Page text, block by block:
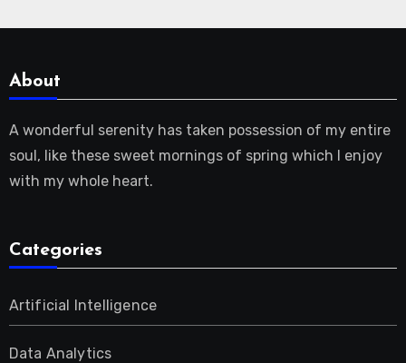
About
A wonderful serenity has taken possession of my entire
soul, like these sweet mornings of spring which I enjoy
with my whole heart.
Categories
Artificial Intelligence
Data Analytics